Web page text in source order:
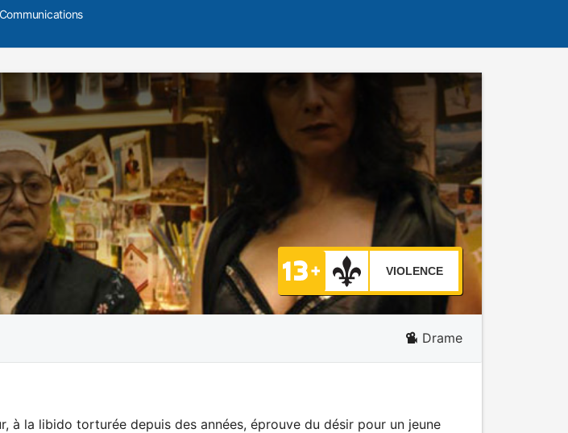
VIOLENCE
Drame
à la libido torturée depuis des années, éprouve du désir pour un jeune